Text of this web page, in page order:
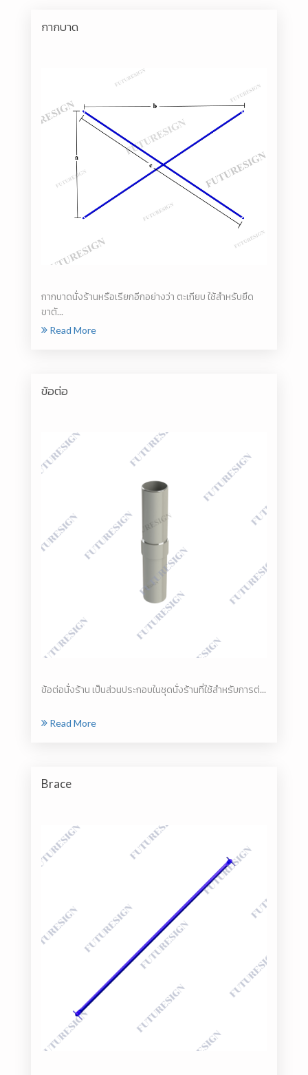
กากบาด
กากบาดนั่งร้านหรือเรียกอีกอย่างว่า ตะเกียบ ใช้สำหรับยึด
ขาตั...
Read More
ข้อต่อ
ข้อต่อนั่งร้าน เป็นส่วนประกอบในชุดนั่งร้านที่ใช้สำหรับการต่...
Read More
Brace